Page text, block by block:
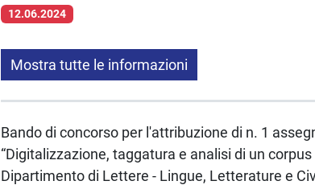
12.06.2024
Mostra tutte le informazioni
Bando di concorso per l'attribuzione di n. 1
“Digitalizzazione, taggatura e analisi di un
Dipartimento di Lettere - Lingue, Letterature e